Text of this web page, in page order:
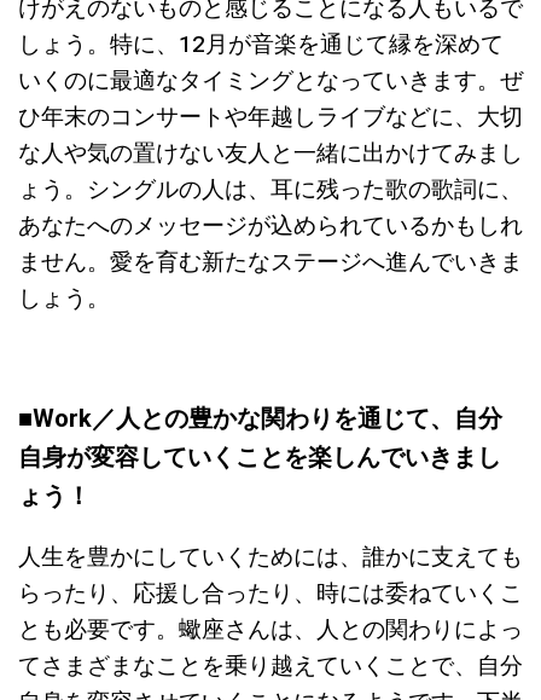
けがえのないものと感じることになる人もいるで
しょう。特に、12月が音楽を通じて縁を深めて
いくのに最適なタイミングとなっていきます。ぜ
ひ年末のコンサートや年越しライブなどに、大切
な人や気の置けない友人と一緒に出かけてみまし
ょう。シングルの人は、耳に残った歌の歌詞に、
あなたへのメッセージが込められているかもしれ
ません。愛を育む新たなステージへ進んでいきま
しょう。
■Work／人との豊かな関わりを通じて、自分
自身が変容していくことを楽しんでいきまし
ょう！
人生を豊かにしていくためには、誰かに支えても
らったり、応援し合ったり、時には委ねていくこ
とも必要です。蠍座さんは、人との関わりによっ
てさまざまなことを乗り越えていくことで、自分